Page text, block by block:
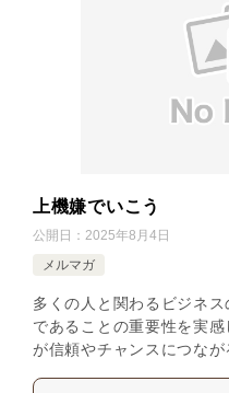
上機嫌でいこう
公開日： 2025年8月4日
メルマガ
多くの人と関わるビジネス
であることの重要性を実
が信頼やチャンスにつなが